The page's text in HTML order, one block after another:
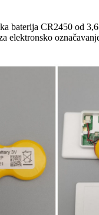
baterija CR2450 od
elektronsko